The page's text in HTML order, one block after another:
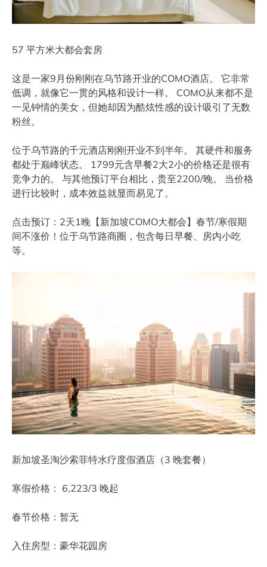
57 平方米大都会套房
这是一家9月份刚刚在乌节路开业的COMO酒店。 它非常
低调，就像它一贯的风格和设计一样。 COMO从来都不是
一见钟情的美女，但她却因为酷炫性感的设计吸引了无数
粉丝。
位于乌节路的千元酒店刚刚开业不到半年。 其硬件和服务
都处于巅峰状态。 1799元含早餐2大2小的价格还是很有
竞争力的。 与其他预订平台相比，贵至2200/晚。 当价格
进行比较时，成本效益就显而易见了。
点击预订：2天1晚【新加坡COMO大都会】春节/寒假期
间不涨价！位于乌节路商圈，包含每日早餐、房内小吃
等。
新加坡圣淘沙索菲特水疗度假酒店（3 晚套餐）
寒假价格： 6,223/3 晚起
春节价格：暂无
入住房型：豪华花园房